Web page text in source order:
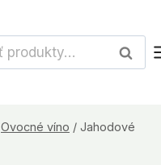
Ovocné víno / Jahodové